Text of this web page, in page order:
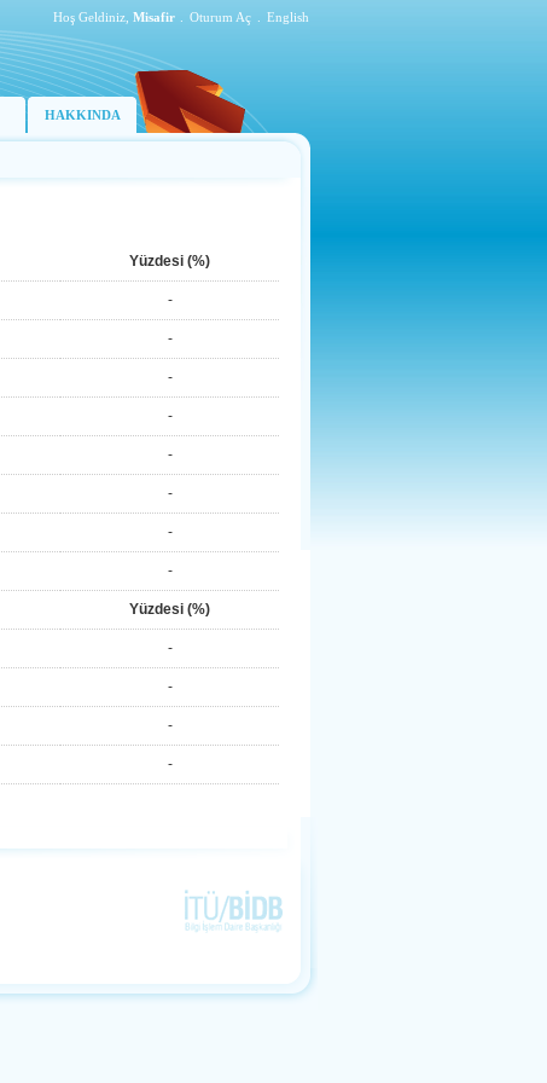
Hoş Geldiniz, Misafir Oturum Aç English
HAKKINDA
Yüzdesi (%)
-
-
-
-
-
-
-
-
Yüzdesi (%)
-
-
-
-